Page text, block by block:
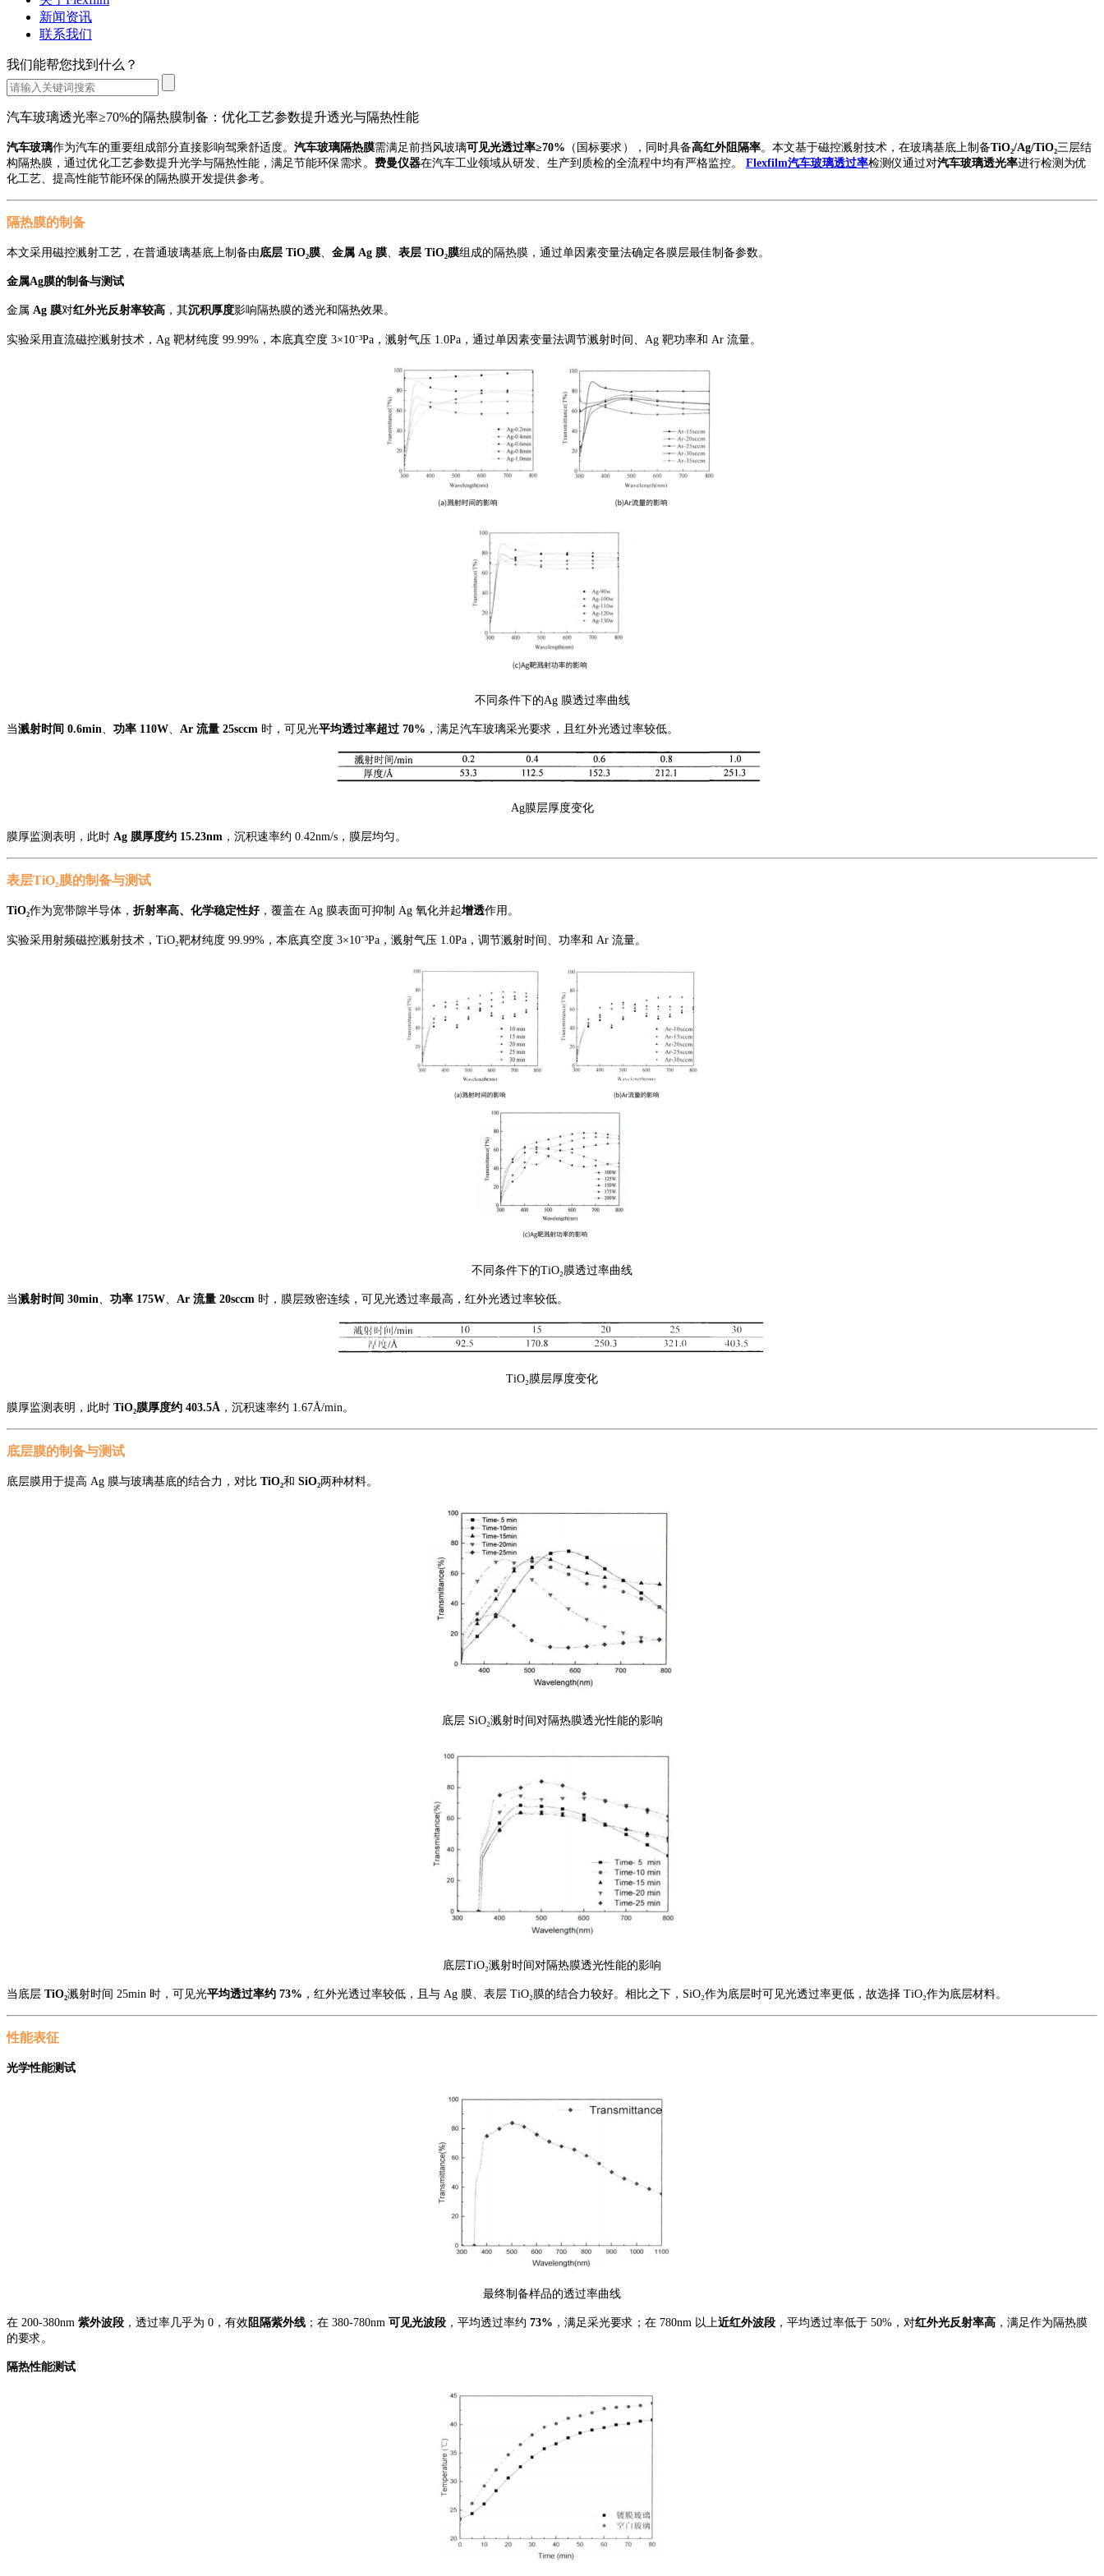
新闻资讯
联系我们
我们能帮您找到什么？
汽车玻璃透光率≥70%的隔热膜制备：优化工艺参数提升透光与隔热性能
汽车玻璃作为汽车的重要组成部分直接影响驾乘舒适度。 汽车玻璃隔热膜需满足前挡风玻璃可见光透过率≥70% （国标要求），同时具备高红外阻隔率。本文基于磁控溅射技术，在玻璃基底上制备TiO₂/Ag/TiO₂三层结
构隔热膜，通过优化工艺参数提升光学与隔热性能，满足节能环保需求。 费曼仪器在汽车工业领域从研发、生产到质检的全流程中均有严格监控。 Flexfilm汽车玻璃透过率检测仪通过对汽车玻璃透光率进行检测为优
化工艺、 提高性能节能环保的 隔热膜开发提供参考。
隔热膜的制备
本文采用磁控溅射工艺，在普通玻璃基底上制备由底层 TiO₂膜、 金属 Ag 膜、 表层 TiO₂膜组成的隔热膜，通过单因素变量法确定各膜层最佳制备参数。
金属Ag膜的制备与测试
金属 Ag 膜对红外光反射率较高 ，其沉积厚度影响隔热膜的透光和隔热效果。
实验采用直流磁控溅射技术， Ag 靶材纯度 99.99%，本底真空度 3×10⁻³Pa，溅射气压 1.0Pa，通过单因素变量法调节溅射时间、Ag 靶功率和 Ar 流量。
不同条件下的Ag 膜透过率曲线
当溅射时间 0.6min、 功率 110W、 Ar 流量 25sccm 时，可见光平均透过率超过 70% ，满足汽车玻璃采光要求，且红外光透过率较低。
Ag膜层厚度变化
膜厚监测表明，此时 Ag 膜厚度约 15.23nm ，沉积速率约 0.42nm/s，膜层均匀。
表层TiO₂膜的制备与测试
TiO₂作为宽带隙半导体， 折射率高、化学稳定性好，覆盖在 Ag 膜表面可抑制 Ag 氧化并起增透作用。
实验采用射频磁控溅射技术， TiO₂靶材纯度 99.99%，本底真空度 3×10⁻³Pa，溅射气压 1.0Pa，调节溅射时间、功率和 Ar 流量。
不同条件下的TiO₂膜透过率曲线
当溅射时间 30min、 功率 175W、 Ar 流量 20sccm 时，膜层致密连续，可见光透过率最高，红外光透过率较低。
TiO₂膜层厚度变化
膜厚监测表明，此时 TiO₂膜厚度约 403.5Å ，沉积速率约 1.67Å/min。
底层膜的制备与测试
底层膜用于提高 Ag 膜与玻璃基底的结合力，对比 TiO₂和 SiO₂两种材料。
底层 SiO₂溅射时间对隔热膜透光性能的影响
底层TiO₂溅射时间对隔热膜透光性能的影响
当底层 TiO₂溅射时间 25min 时，可见光平均透过率约 73% ，红外光透过率较低，且与 Ag 膜、表层 TiO₂膜的结合力较好。相比之下，SiO₂作为底层时可见光透过率更低，故选择 TiO₂作为底层材料。
性能表征
光学性能测试
最终制备样品的透过率曲线
在 200-380nm 紫外波段 ，透过率几乎为 0，有效 阻隔紫外线 ；在 380-780nm 可见光波段 ，平均透过率约 73% ，满足采光要求；在 780nm 以上近红外波段 ，平均透过率低于 50%，对红外光反射率高 ，满足作为隔热膜
的要求。
隔热性能测试